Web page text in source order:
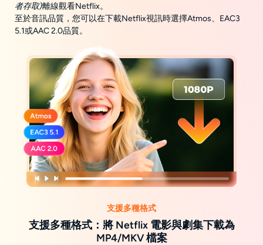
者存取)離線觀看Netflix。
至於音訊品質，您可以在下載Netflix視訊時選擇Atmos、EAC3
5.1或AAC 2.0品質。
支援多種格式
支援多種格式：將 Netflix 電影與劇集下載為
MP4/MKV 檔案